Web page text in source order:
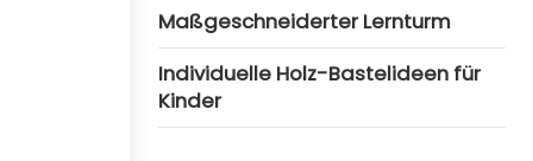
Maßgeschneiderter Lernturm
Individuelle Holz-Bastelideen für
Kinder